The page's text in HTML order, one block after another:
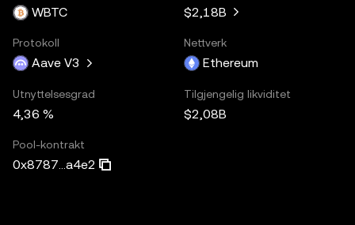
WBTC $2,18B
Protokoll
Aave V3
Nettverk
Ethereum
Utnyttelsesgrad
4,36 %
Tilgjengelig likviditet
$2,08B
Pool-kontrakt
0x8787...a4e2